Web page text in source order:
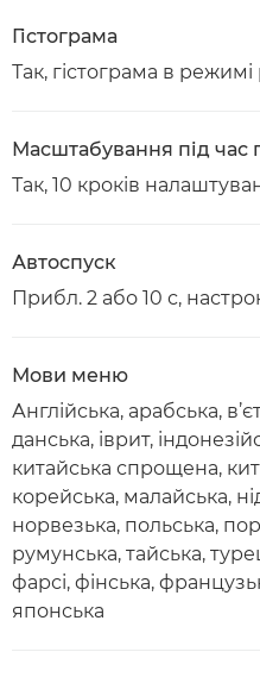
Гістограма
Так, гістограма в
Масштабування під час
Так, 10 кроків
Автоспуск
Прибл. 2 або 10 с,
Мови меню
Англійська, арабська,
данська, іврит,
китайська спрощена,
корейська, малайська,
норвезька, польська,
румунська, тайська,
фарсі, фінська,
японська